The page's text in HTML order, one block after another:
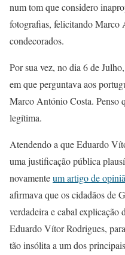
num tom que considero
fotografias, felicitando Marco
condecorados.
Por sua vez, no dia 6 de
em que perguntava aos
Marco António Costa. Penso
legítima.
Atendendo a que Eduardo
uma justificação pública
novamenteum artigo de
afirmava que os cidadãos de
verdadeira e cabal explicação
Eduardo Vítor Rodrigues,
tão insólita a um dos